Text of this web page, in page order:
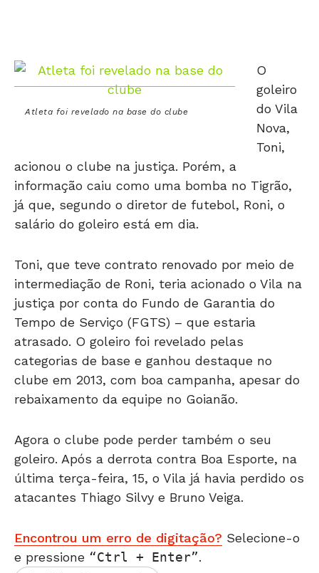
Atleta foi revelado na base do clube
goleiro
do Vila
Nova,
Toni,
informação caiu como uma bomba no Tigrão,
já que, segundo o diretor de futebol, Roni, o
salário do goleiro está em dia.
intermediação de Roni, teria acionado o Vila na
justiça por conta do Fundo de Garantia do
Tempo de Serviço (FGTS) – que estaria
atrasado. O goleiro foi revelado pelas
categorias de base e ganhou destaque no
clube em 2013, com boa campanha, apesar do
rebaixamento da equipe no Goianão.
goleiro. Após a derrota contra Boa Esporte, na
última terça-feira, 15, o Vila já havia perdido os
atacantes Thiago Silvy e Bruno Veiga.
e pressione Ctrl + Enter .